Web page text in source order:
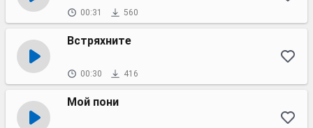
00:31 560
Встряхните
00:30 416
Мой пони